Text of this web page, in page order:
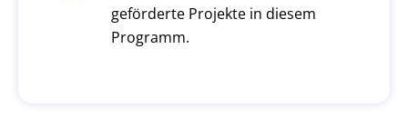
geförderte Projekte in diesem
Programm.